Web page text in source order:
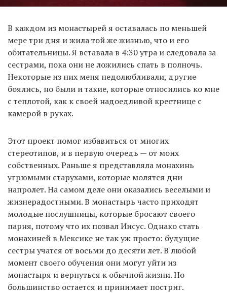
В каждом из монастырей я оставалась по меньшей
мере три дня и жила той же жизнью, что и его
обитательницы. Я вставала в 4:30 утра и следовала за
сестрами, пока они не ложились спать в полночь.
Некоторые из них меня недолюбливали, другие
боялись, но были и такие, которые относились ко мне
с теплотой, как к своей надоедливой крестнице с
камерой в руках.
Этот проект помог избавиться от многих
стереотипов, и в первую очередь — от моих
собственных. Раньше я представляла монахинь
угрюмыми старухами, которые молятся дни
напролет. На самом деле они оказались веселыми и
жизнерадостными. В монастырь часто приходят
молодые послушницы, которые бросают своего
парня, потому что их позвал Иисус. Однако стать
монахиней в Мексике не так уж просто: будущие
сестры учатся от восьми до десяти лет. В любой
момент своего обучения они могут уйти из
монастыря и вернуться к обычной жизни. Но
большинство остается и принимает постриг.